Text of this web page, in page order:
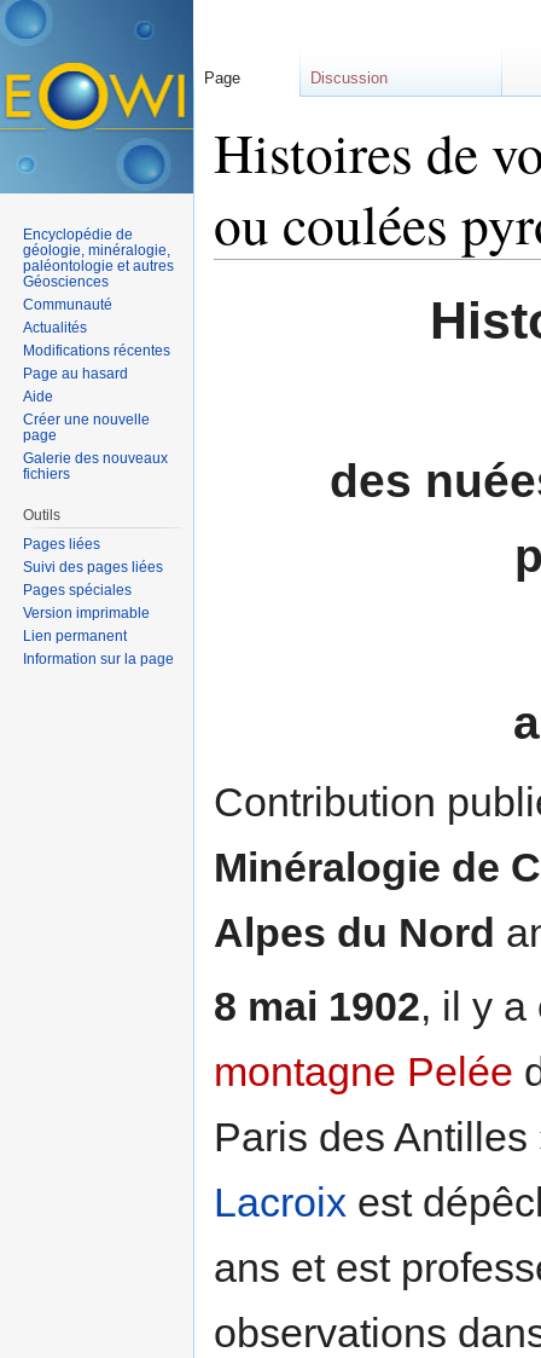
Histoires de
ou coulées
des
Contribution
Minéralogie de
Alpes du Nord
8 mai 1902, il y a
montagne Pelée
Paris des
Lacroix est
ans et est
observations
Page Discussion
Encyclopédie de
géologie, minéralogie,
paléontologie et autres
Géosciences
Communauté
Actualités
Modifications récentes
Page au hasard
Aide
Créer une nouvelle
page
Galerie des nouveaux
fichiers
Outils
Pages liées
Suivi des pages liées
Pages spéciales
Version imprimable
Lien permanent
Information sur la page